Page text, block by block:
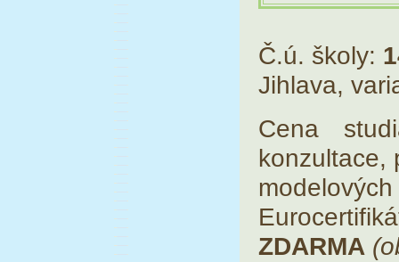
Č.ú. školy:
Jihlava,
Cena
konzultace,
ZDARMA